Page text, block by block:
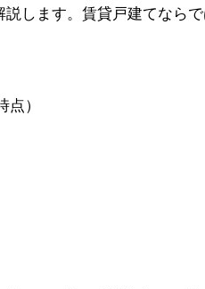
します。賃貸戸建てなら
）